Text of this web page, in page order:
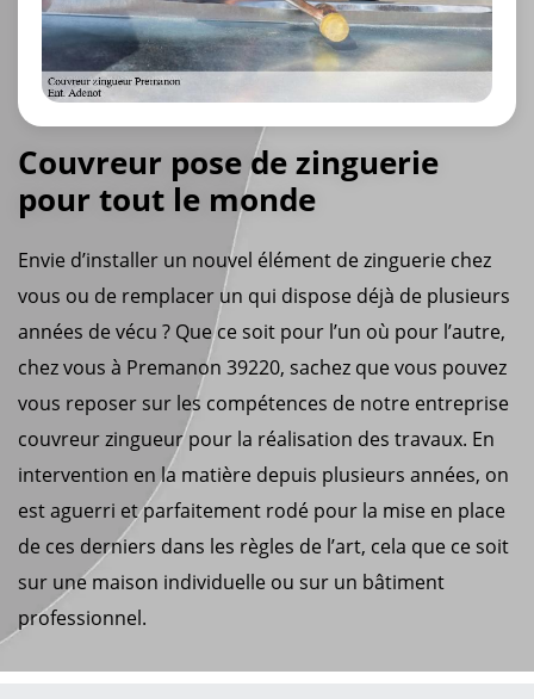
Couvreur pose de zinguerie
pour tout le monde
Envie d’installer un nouvel élément de zinguerie chez
vous ou de remplacer un qui dispose déjà de plusieurs
années de vécu ? Que ce soit pour l’un où pour l’autre,
chez vous à Premanon 39220, sachez que vous pouvez
vous reposer sur les compétences de notre entreprise
couvreur zingueur pour la réalisation des travaux. En
intervention en la matière depuis plusieurs années, on
est aguerri et parfaitement rodé pour la mise en place
de ces derniers dans les règles de l’art, cela que ce soit
sur une maison individuelle ou sur un bâtiment
professionnel.